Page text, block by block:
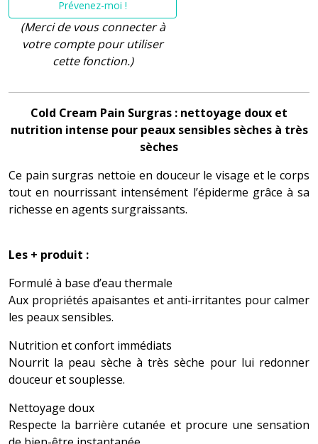
Prévenez-moi !
(Merci de vous connecter à
votre compte pour utiliser
cette fonction.)
Cold Cream Pain Surgras : nettoyage doux et
nutrition intense pour peaux sensibles sèches à très
sèches
Ce pain surgras nettoie en douceur le visage et le corps
tout en nourrissant intensément l’épiderme grâce à sa
richesse en agents surgraissants.
Les + produit :
Formulé à base d’eau thermale
Aux propriétés apaisantes et anti-irritantes pour calmer
les peaux sensibles.
Nutrition et confort immédiats
Nourrit la peau sèche à très sèche pour lui redonner
douceur et souplesse.
Nettoyage doux
Respecte la barrière cutanée et procure une sensation